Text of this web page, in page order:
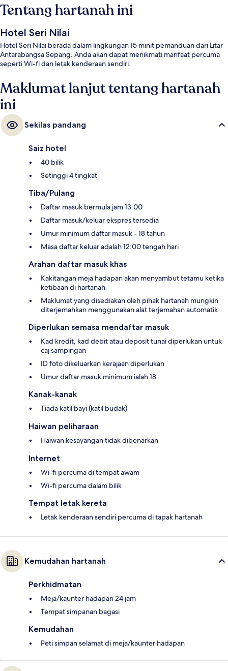
Tentang hartanah ini
Hotel Seri Nilai
Hotel Seri Nilai berada dalam lingkungan 15 minit pemanduan dari Litar
Antarabangsa Sepang. Anda akan dapat menikmati manfaat percuma
seperti Wi-fi dan letak kenderaan sendiri.
Maklumat lanjut tentang hartanah
ini
Sekilas pandang
Saiz hotel
40 bilik
Setinggi 4 tingkat
Tiba/Pulang
Daftar masuk bermula jam 13:00
Daftar masuk/keluar ekspres tersedia
Umur minimum daftar masuk - 18 tahun
Masa daftar keluar adalah 12:00 tengah hari
Arahan daftar masuk khas
Kakitangan meja hadapan akan menyambut tetamu ketika
ketibaan di hartanah
Maklumat yang disediakan oleh pihak hartanah mungkin
diterjemahkan menggunakan alat terjemahan automatik
Diperlukan semasa mendaftar masuk
Kad kredit, kad debit atau deposit tunai diperlukan untuk
caj sampingan
ID foto dikeluarkan kerajaan diperlukan
Umur daftar masuk minimum ialah 18
Kanak-kanak
Tiada katil bayi (katil budak)
Haiwan peliharaan
Haiwan kesayangan tidak dibenarkan
Internet
Wi-fi percuma di tempat awam
Wi-fi percuma dalam bilik
Tempat letak kereta
Letak kenderaan sendiri percuma di tapak hartanah
Kemudahan hartanah
Perkhidmatan
Meja/kaunter hadapan 24 jam
Tempat simpanan bagasi
Kemudahan
Peti simpan selamat di meja/kaunter hadapan